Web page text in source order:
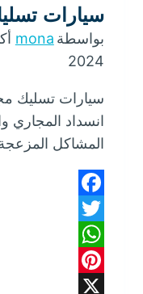
سيارات
بواسطة mona
2024
سيارات تسليك
انسداد
المشاكل
Facebook
Twitter
WhatsApp
Pinterest